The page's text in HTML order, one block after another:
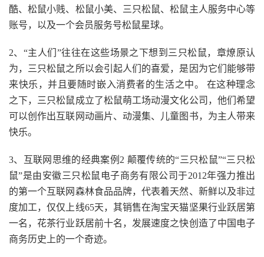
酷、松鼠小贱、松鼠小美、三只松鼠、松鼠主人服务中心等
账号，以及一个会员服务号松鼠星球。
2、“主人们”往往在这些场景之下想到三只松鼠，章燎原认
为，三只松鼠之所以会引起人们的喜爱，是因为它们能够带
来快乐，并且要随时嵌入消费者的生活之中。 在这种理念
之下，三只松鼠成立了松鼠萌工场动漫文化公司，他们希望
可以创作出互联网动画片、动漫集、儿童图书，为主人带来
快乐。
3、互联网思维的经典案例2 颠覆传统的“三只松鼠”“三只松
鼠”是由安徽三只松鼠电子商务有限公司于2012年强力推出
的第一个互联网森林食品品牌，代表着天然、新鲜以及非过
度加工，仅仅上线65天，其销售在淘宝天猫坚果行业跃居第
一名，花茶行业跃居前十名，发展速度之快创造了中国电子
商务历史上的一个奇迹。